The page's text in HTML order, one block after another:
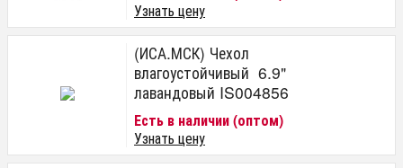
Узнать цену
(ИСА.МСК) Чехол
влагоустойчивый 6.9"
лавандовый IS004856
Есть в наличии (оптом)
Узнать цену